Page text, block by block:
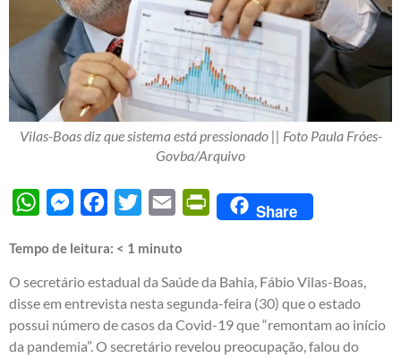
Vilas-Boas diz que sistema está pressionado || Foto Paula Fróes-
Govba/Arquivo
WhatsAppMessengerFacebook
Twitter Email PrintFriendly
Share
Tempo de leitura: < 1 minuto
O secretário estadual da Saúde da Bahia, Fábio Vilas-Boas,
disse em entrevista nesta segunda-feira (30) que o estado
possui número de casos da Covid-19 que “remontam ao início
da pandemia”. O secretário revelou preocupação, falou do